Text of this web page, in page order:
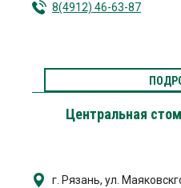
8(4912) 46-63-87
Центральная
г. Рязань, ул.